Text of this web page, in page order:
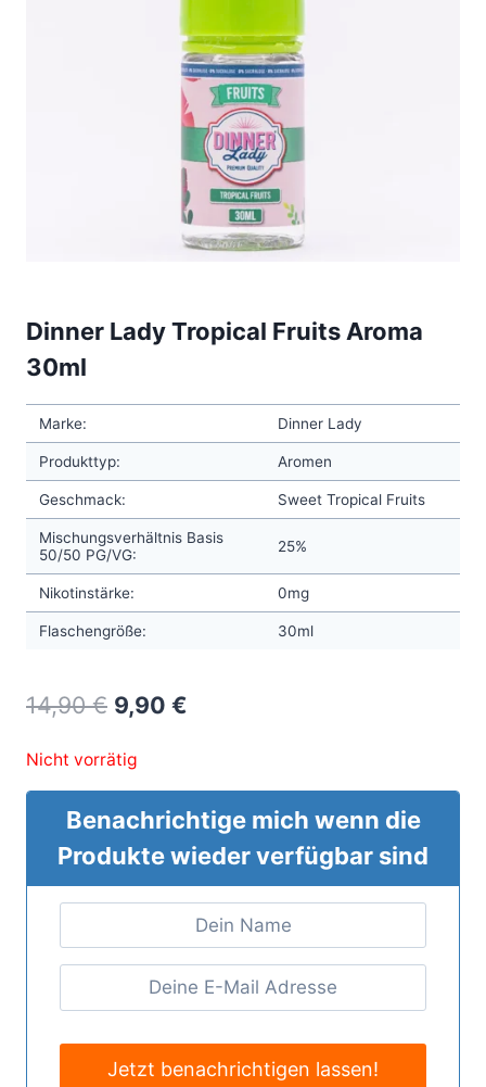
Dinner Lady Tropical Fruits Aroma
30ml
Marke: Dinner Lady
Produkttyp: Aromen
Geschmack: Sweet Tropical Fruits
Mischungsverhältnis Basis
50/50 PG/VG:
25%
Nikotinstärke: 0mg
Flaschengröße: 30ml
14,90€ Original
was:
14,90 €.
9,90 €
9,90 €.
Nicht vorrätig
Benachrichtige mich wenn die
Produkte wieder verfügbar sind